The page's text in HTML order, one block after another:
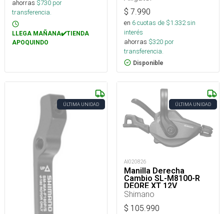
ahorras $730 por
transferencia.
LLEGA MAÑANA✔️TIENDA
APOQUINDO
$ 7.990
en 6cuotas de $1.332sin
interés
ahorras $320 por
transferencia.
Disponible
ÚLTIMA UNIDAD ÚLTIMA UNIDAD
AI020826
Manilla Derecha
Cambio SL-M8100-R
DEORE XT 12V
Shimano
$ 105.990